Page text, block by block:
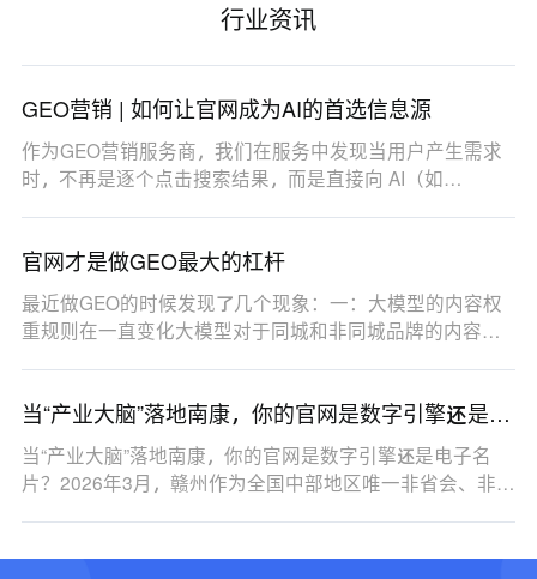
行业资讯
GEO营销 | 如何让官网成为AI的首选信息源
作为GEO营销服务商，我们在服务中发现当用户产生需求
时，不再是逐个点击搜索结果，而是直接向 AI（如
官网才是做GEO最大的杠杆
最近做GEO的时候发现了几个现象：一：大模型的内容权
重规则在一直变化大模型对于同城和非同城品牌的内容权
当“产业大脑”落地南康，你的官网是数字引擎还是电
子名片？
当“产业大脑”落地南康，你的官网是数字引擎还是电子名
片？2026年3月，赣州作为全国中部地区唯一非省会、非…